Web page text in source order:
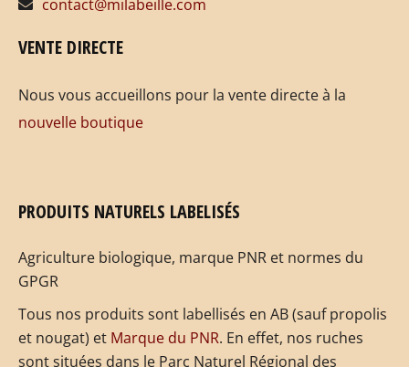
contact@milabeille.com
VENTE DIRECTE
Nous vous accueillons pour la vente directe à la
nouvelle boutique
PRODUITS NATURELS LABELISÉS
Agriculture biologique, marque PNR et normes du
GPGR
Tous nos produits sont labellisés en AB (sauf propolis
et nougat) et Marque du PNR. En effet, nos ruches
sont situées dans le Parc Naturel Régional des